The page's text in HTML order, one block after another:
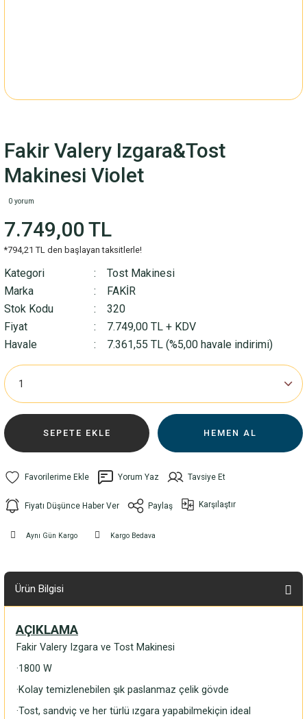
Fakir Valery Izgara&Tost
Makinesi Violet
0 yorum
7.749,00 TL
*794,21 TL den başlayan taksitlerle!
Kategori
Tost Makinesi
Marka
FAKİR
Stok Kodu
320
Fiyat
7.749,00 TL + KDV
Havale
7.361,55 TL (%5,00 havale indirimi)
SEPETE EKLE HEMEN AL
Yorum Yaz Tavsiye Et
Fiyatı Düşünce Haber Ver Paylaş Karşılaştır
Aynı Gün Kargo Kargo Bedava
Ürün Bilgisi
AÇIKLAMA
Fakir Valery Izgara ve Tost Makinesi
·1800 W
·Kolay temizlenebilen şık paslanmaz çelik gövde
·Tost, sandviç ve her türlü ızgara yapabilmekiçin ideal